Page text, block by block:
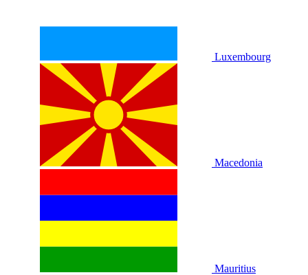
Luxembourg
Macedonia
Mauritius